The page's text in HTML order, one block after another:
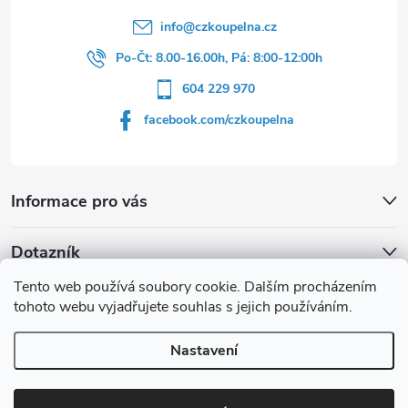
Tento web používá soubory cookie. Dalším procházením
tohoto webu vyjadřujete souhlas s jejich používáním.
Nastavení
Informace pro vás
info@czkoupelna.cz
Po-Čt: 8.00-16.00h, Pá: 8:00-12:00h
604 229 970
facebook.com/czkoupelna
Dotazník
Líbí se vám u sprchového koutu rám barvě
Počet hlasů:149
Copyright 2026czkoupelna.cz. Všechna práva vyhrazena.